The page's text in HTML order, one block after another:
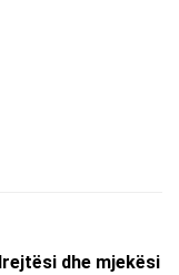
dhe mjekësi